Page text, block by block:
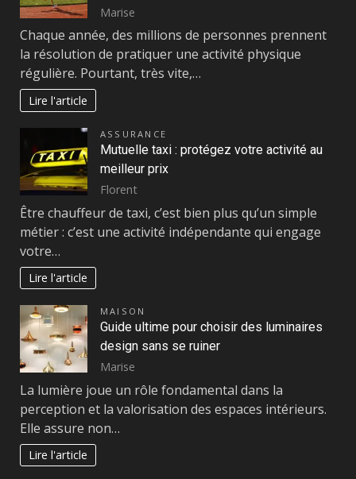
Marise
Chaque année, des millions de personnes prennent
la résolution de pratiquer une activité physique
régulière. Pourtant, très vite,…
Lire l'article
ASSURANCE
Mutuelle taxi : protégez votre activité au
meilleur prix
Florent
Être chauffeur de taxi, c’est bien plus qu’un simple
métier : c’est une activité indépendante qui engage
votre…
Lire l'article
MAISON
Guide ultime pour choisir des luminaires
design sans se ruiner
Marise
La lumière joue un rôle fondamental dans la
perception et la valorisation des espaces intérieurs.
Elle assure non…
Lire l'article